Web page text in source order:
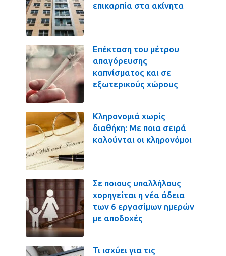
επικαρπία στα ακίνητα
Επέκταση του μέτρου
απαγόρευσης
καπνίσματος και σε
εξωτερικούς χώρους
Κληρονομιά χωρίς
διαθήκη: Με ποια σειρά
καλούνται οι κληρονόμοι
Σε ποιους υπαλλήλους
χορηγείται η νέα άδεια
των 6 εργασίμων ημερών
με αποδοχές
Τι ισχύει για τις